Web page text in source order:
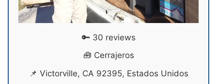
🔑 30 reviews
🧰 Cerrajeros
📌 Victorville, CA 92395, Estados Unidos